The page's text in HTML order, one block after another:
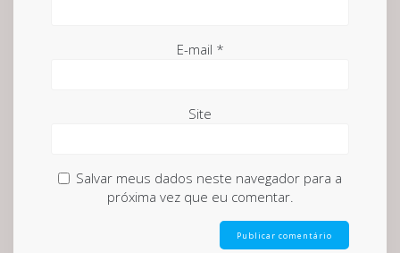
E-mail *
Site
Salvar meus dados neste navegador para a
próxima vez que eu comentar.